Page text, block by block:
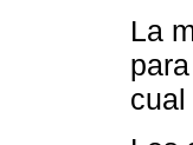
La